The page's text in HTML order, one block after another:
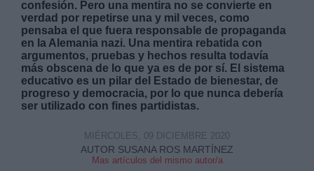
confesión. Pero una mentira no se convierte en
verdad por repetirse una y mil veces, como
pensaba el que fuera responsable de propaganda
en la Alemania nazi. Una mentira rebatida con
argumentos, pruebas y hechos resulta todavía
más obscena de lo que ya es de por sí. El sistema
educativo es un pilar del Estado de bienestar, de
progreso y democracia, por lo que nunca debería
ser utilizado con fines partidistas.
AUTOR SUSANA ROS MARTÍNEZ
Mas artículos del mismo autor/a
MIÉRCOLES, 09 DICIEMBRE 2020